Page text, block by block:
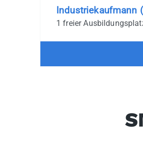
Industriekaufmann
1 freier